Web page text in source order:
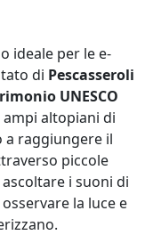
ideale per le e-
di Pescasseroli
UNESCO
ampi altopiani di
a raggiungere il
piccole
i suoni di
la luce e